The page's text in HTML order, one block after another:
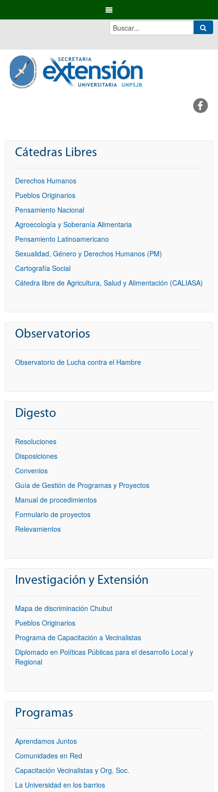
Cátedras Libres
Derechos Humanos
Pueblos Originarios
Pensamiento Nacional
Agroecología y Soberanía Alimentaria
Pensamiento Latinoamericano
Sexualidad, Género y Derechos Humanos (PM)
Cartografía Social
Cátedra libre de Agricultura, Salud y Alimentación (CALIASA)
Observatorios
Observatorio de Lucha contra el Hambre
Digesto
Resoluciones
Disposiciones
Convenios
Guía de Gestión de Programas y Proyectos
Manual de procedimientos
Formulario de proyectos
Relevamientos
Investigación y Extensión
Mapa de discriminación Chubut
Pueblos Originarios
Programa de Capacitación a Vecinalistas
Diplomado en Políticas Públicas para el desarrollo Local y
Regional
Programas
Aprendamos Juntos
Comunidades en Red
Capacitación Vecinalistas y Org. Soc.
La Universidad en los barrios